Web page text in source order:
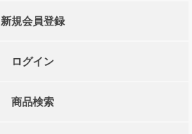
新規会員登録
ログイン
商品検索